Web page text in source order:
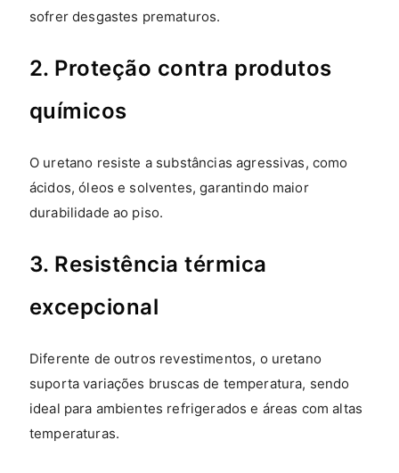
sofrer desgastes prematuros.
2. Proteção contra produtos
químicos
O uretano resiste a substâncias agressivas, como
ácidos, óleos e solventes, garantindo maior
durabilidade ao piso.
3. Resistência térmica
excepcional
Diferente de outros revestimentos, o uretano
suporta variações bruscas de temperatura, sendo
ideal para ambientes refrigerados e áreas com altas
temperaturas.